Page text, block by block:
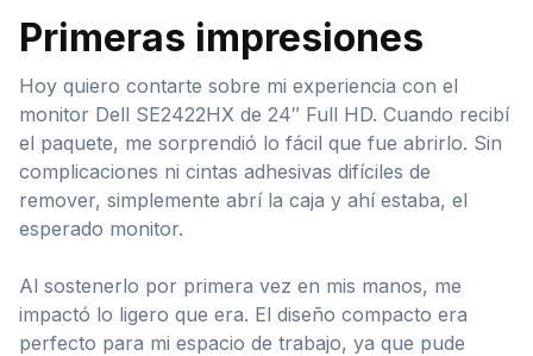
Primeras impresiones
Hoy quiero contarte sobre mi experiencia con el
monitor Dell SE2422HX de 24″ Full HD. Cuando recibí
el paquete, me sorprendió lo fácil que fue abrirlo. Sin
complicaciones ni cintas adhesivas difíciles de
remover, simplemente abrí la caja y ahí estaba, el
esperado monitor.
Al sostenerlo por primera vez en mis manos, me
impactó lo ligero que era. El diseño compacto era
perfecto para mi espacio de trabajo, ya que pude